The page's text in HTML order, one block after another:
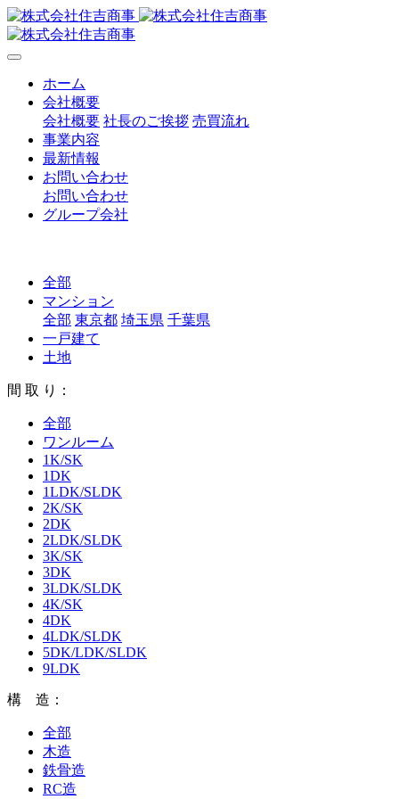
ホーム
会社概要
会社概要 社長のご挨拶 売買流れ
事業内容
最新情報
お問い合わせ
お問い合わせ
グループ会社
全部
マンション
全部 東京都 埼玉県 千葉県
一戸建て
土地
間 取 り：
全部
ワンルーム
1K/SK
1DK
1LDK/SLDK
2K/SK
2DK
2LDK/SLDK
3K/SK
3DK
3LDK/SLDK
4K/SK
4DK
4LDK/SLDK
5DK/LDK/SLDK
9LDK
構 造：
全部
木造
鉄骨造
RC造